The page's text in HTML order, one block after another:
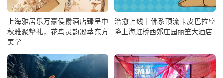
上海雅居乐万豪侯爵酒店臻呈中
秋雅聚挚礼，花鸟灵韵凝萃东方
美学
治愈上线｜佛系顶流卡皮巴拉空
降上海虹桥西郊庄园丽笙大酒店